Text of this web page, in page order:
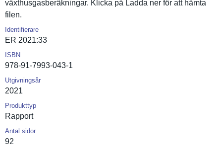
växthusgas­beräkninga­r. Klicka på Ladda ner för att hämta
filen.
Identifierare
ER 2021:33
ISBN
978-91-7993-043-1
Utgivningsår
2021
Produkttyp
Rapport
Antal sidor
92